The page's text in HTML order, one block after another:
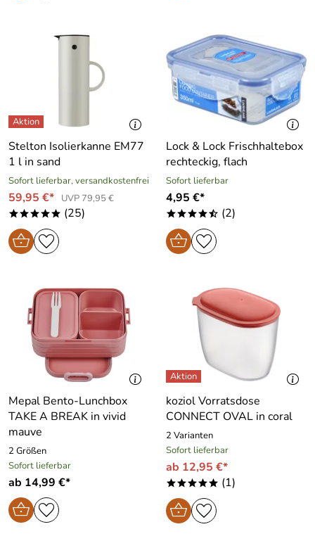
Stelton Isolierkanne EM77
1 l in sand
Sofort lieferbar, versandkostenfrei
59,95 €* UVP 79,95 €
***** (25)
Lock & Lock Frischhaltebox
rechteckig, flach
Sofort lieferbar
4,95 €*
****/ (2)
Mepal Bento-Lunchbox
TAKE A BREAK in vivid
mauve
2 Größen
Sofort lieferbar
ab 14,99 €*
koziol Vorratsdose
CONNECT OVAL in coral
2 Varianten
Sofort lieferbar
ab 12,95 €*
***** (1)